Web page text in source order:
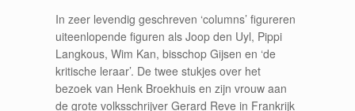
In zeer levendig geschreven ‘columns’ figureren
uiteenlopende figuren als Joop den Uyl, Pippi
Langkous, Wim Kan, bisschop Gijsen en ‘de
kritische leraar’. De twee stukjes over het
bezoek van Henk Broekhuis en zijn vrouw aan
de grote volksschrijver Gerard Reve in Frankrijk